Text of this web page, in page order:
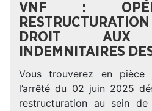
VNF :
DROIT AUX
INDEMNITAIRES
Vous trouverez en pièce
l’arrêté du 02 juin 2025
restructuration au sein